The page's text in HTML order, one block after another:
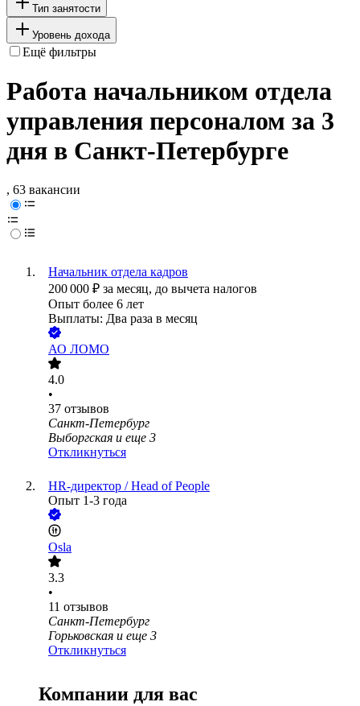
Тип занятости
Уровень дохода
Ещё фильтры
Работа начальником отдела
управления персоналом за 3
дня в Санкт-Петербурге
, 63 вакансии
Начальник отдела кадров
200 000 ₽ за месяц, до вычета налогов
Опыт более 6 лет
Выплаты: Два раза в месяц
АО ЛОМО
4.0
•
37 отзывов
Санкт-Петербург
Выборгская и еще 3
Откликнуться
HR-директор / Head of People
Опыт 1-3 года
Osla
3.3
•
11 отзывов
Санкт-Петербург
Горьковская и еще 3
Откликнуться
Компании для вас